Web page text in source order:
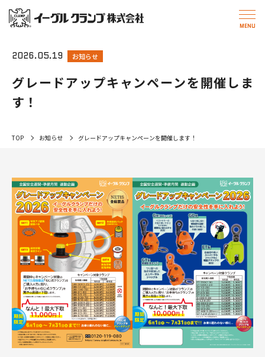
TOP お知らせ グレードアップキャンペーンを開催します！
2026.05.19 お知らせ
グレードアップキャンペーンを開催しま
す！